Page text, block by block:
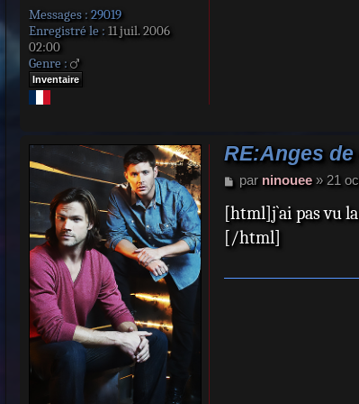
Messages : 29019
Enregistré le : 11 juil. 2006
02:00
Genre :
Inventaire
RE:Anges
M
s
s
a
e
par ninouee» 21
[html]j`ai pas vu
[/html]